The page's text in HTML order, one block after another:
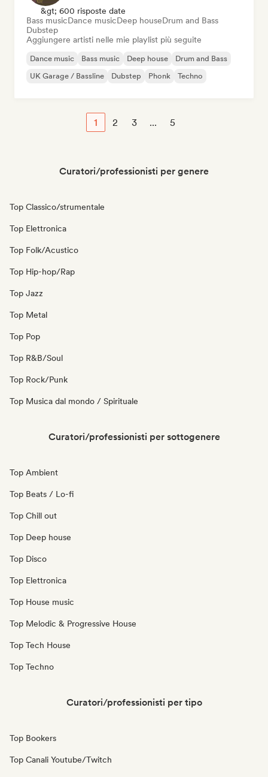
&gt; 600 risposte date
Bass musicDance musicDeep houseDrum and Bass
Dubstep
Aggiungere artisti nelle mie playlist più seguite
Dance music Bass music Deep house
Drum and Bass
UK Garage / Bassline
Dubstep Phonk Techno
1 2 3 ... 5
Curatori/professionisti per genere
Top Classico/strumentale
Top Elettronica
Top Folk/Acustico
Top Hip-hop/Rap
Top Jazz
Top Metal
Top Pop
Top R&B/Soul
Top Rock/Punk
Top Musica dal mondo / Spirituale
Curatori/professionisti per sottogenere
Top Ambient
Top Beats / Lo-fi
Top Chill out
Top Deep house
Top Disco
Top Elettronica
Top House music
Top Melodic & Progressive House
Top Tech House
Top Techno
Curatori/professionisti per tipo
Top Bookers
Top Canali Youtube/Twitch